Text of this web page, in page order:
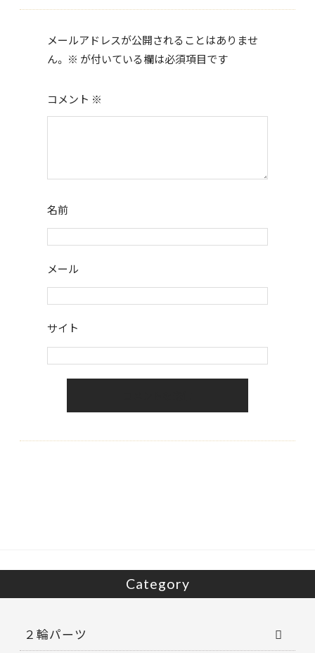
o
o
k
メールアドレスが公開されることはありませ
ん。 ※ が付いている欄は必須項目です
コメント ※
名前
メール
サイト
Category
２輪パーツ